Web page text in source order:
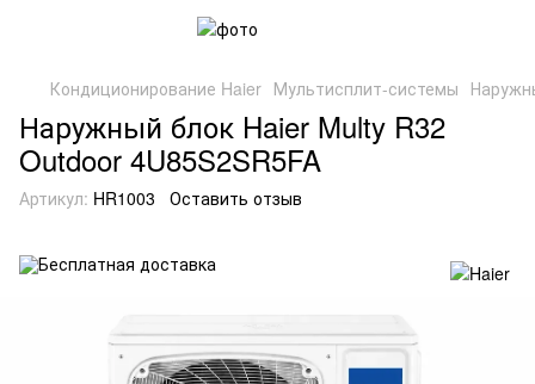
Кондиционирование Haier Мультисплит-системы
Наружный блок Haier Multy R32
Outdoor 4U85S2SR5FA
Артикул: HR1003 Оставить отзыв